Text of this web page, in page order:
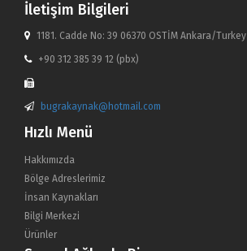
İletişim Bilgileri
1181. Cadde No: 39 06370 OSTİM Ankara/Turkey
+90 312 385 39 12 (pbx)
bugrakaynak@hotmail.com
Hızlı Menü
Hakkımızda
Bölge Adreslerimiz
İnsan Kaynakları
Bilgi Merkezi
Ürünler